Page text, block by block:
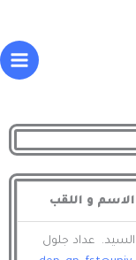
الاسم و اللقب
السيد. عداد جلول